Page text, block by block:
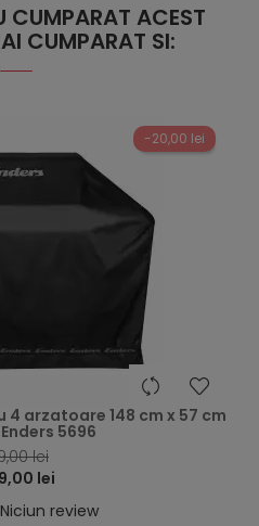
CUMPARAT ACEST
CUMPARAT SI:
-20,00 lei
arzatoare 148 cm x 57 cm
Enders 5696
lei
lei
Niciun review